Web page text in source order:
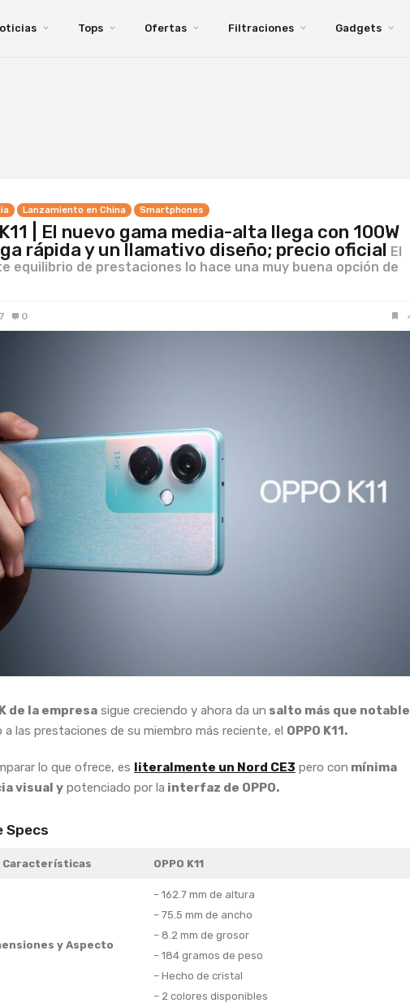
Tops Ofertas Filtraciones Gadgets
Lanzamiento en China Smartphones
| El nuevo gama media-alta llega con 100W
rápida y un llamativo diseño; precio oficial El
equilibrio de prestaciones lo hace una muy buena opción de
0
de la empresa sigue creciendo y ahora da un salto más que notable
a las prestaciones de su miembro más reciente, el OPPO K11.
lo que ofrece, es literalmente un Nord CE3 pero con mínima
visual y potenciado por la interfaz de OPPO.
Specs
Características OPPO K11
y Aspecto
– 162.7 mm de altura
– 75.5 mm de ancho
– 8.2 mm de grosor
– 184 gramos de peso
– Hecho de cristal
– 2 colores disponibles